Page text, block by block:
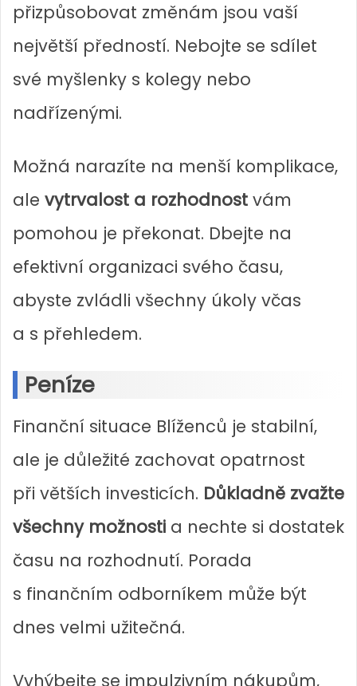
přizpůsobovat změnám jsou vaší
největší předností. Nebojte se sdílet
své myšlenky s kolegy nebo
nadřízenými.
Možná narazíte na menší komplikace,
ale vytrvalost a rozhodnost vám
pomohou je překonat. Dbejte na
efektivní organizaci svého času,
abyste zvládli všechny úkoly včas
a s přehledem.
Peníze
Finanční situace Blíženců je stabilní,
ale je důležité zachovat opatrnost
při větších investicích. Důkladně zvažte
všechny možnosti a nechte si dostatek
času na rozhodnutí. Porada
s finančním odborníkem může být
dnes velmi užitečná.
Vyhýbejte se impulzivním nákupům,